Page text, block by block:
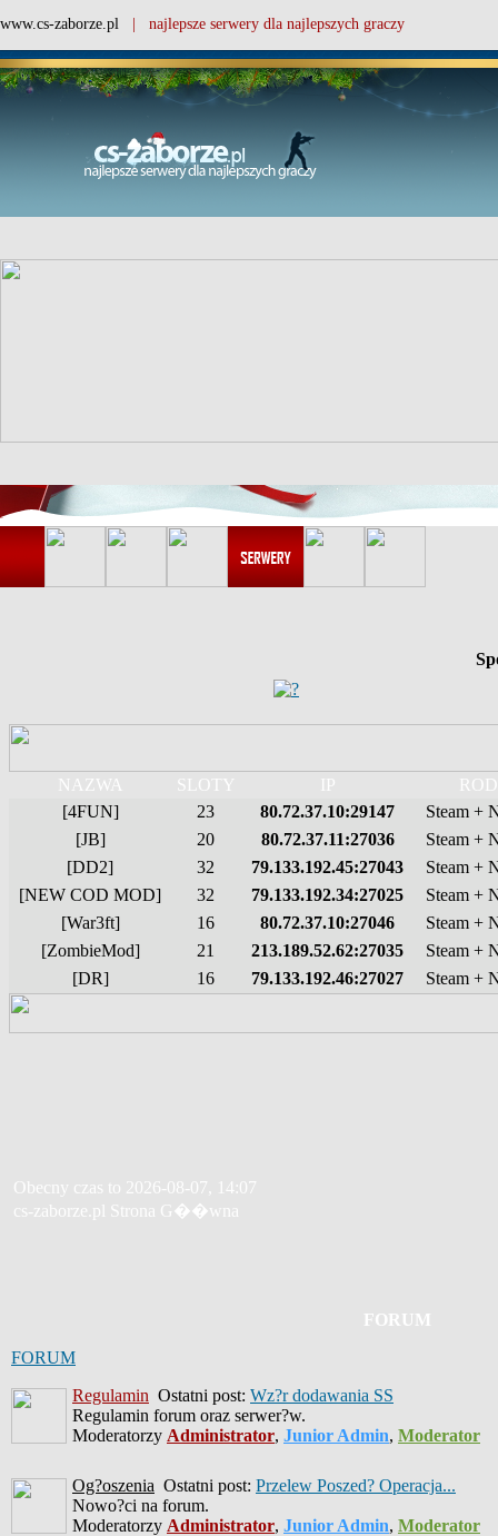
www.cs-zaborze.pl | najlepsze serwery dla najlepszych graczy
NAZWA SLOTY IP
[4FUN]
23 80.72.37.10:29147
Steam +
[JB]
20 80.72.37.11:27036
Steam +
[DD2]
32 79.133.192.45:27043
Steam +
[NEW COD MOD]
32 79.133.192.34:27025
Steam +
[War3ft]
16 80.72.37.10:27046
Steam +
[ZombieMod]
21 213.189.52.62:27035
Steam +
[DR]
16 79.133.192.46:27027 Steam +
Obecny czas to 2026-08-07, 14:07
cs-zaborze.pl Strona G��wna
FORUM
FORUM
Regulamin Ostatni post: Wz?r dodawania SS
Regulamin forum oraz serwer?w.
Moderatorzy Administrator, Junior Admin, Moderator
Og?oszenia Ostatni post: Przelew Poszed? Operacja...
Nowo?ci na forum.
Moderatorzy Administrator, Junior Admin, Moderator